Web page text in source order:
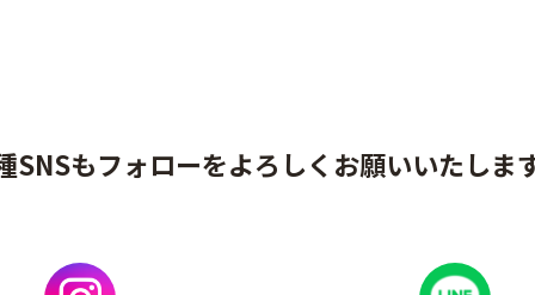
SNSもフォローをよろしくお願いいたしま